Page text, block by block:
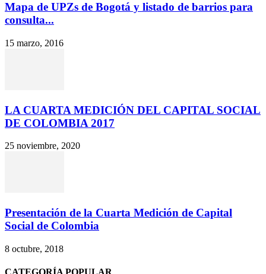
Mapa de UPZs de Bogotá y listado de barrios para
consulta...
15 marzo, 2016
LA CUARTA MEDICIÓN DEL CAPITAL SOCIAL
DE COLOMBIA 2017
25 noviembre, 2020
Presentación de la Cuarta Medición de Capital
Social de Colombia
8 octubre, 2018
CATEGORÍA POPULAR